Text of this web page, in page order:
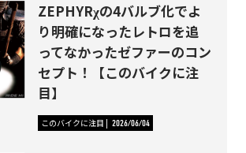
ZEPHYRχの4バルブ化でよ
り明確になったレトロを追
ってなかったゼファーのコン
セプト！【このバイクに注
目】
このバイクに注目 2026/06/04